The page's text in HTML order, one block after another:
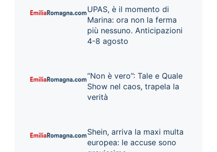
UPAS, è il momento di
Marina: ora non la ferma
più nessuno. Anticipazioni
4-8 agosto
“Non è vero”: Tale e Quale
Show nel caos, trapela la
verità
Shein, arriva la maxi multa
europea: le accuse sono